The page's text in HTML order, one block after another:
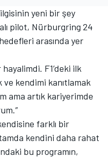
ilgisinin yeni bir şey
pilot, Nürburgring 24
arasında yer
F1’deki ilk
ve kendimi kanıtlamak
ama artık kariyerimde
farklı bir
kendini daha rahat
bu programın,